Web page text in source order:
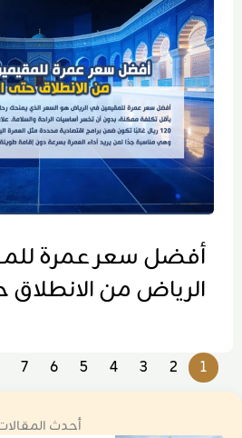
أحدث
أفضل سعر عمرة
الرياض من الانطلاق
1
2
3
4
5
6
7